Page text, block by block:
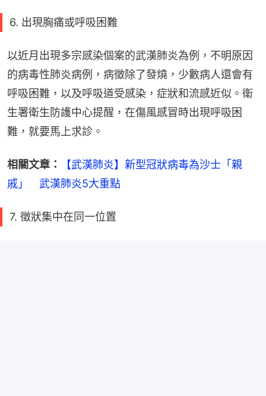
6. 出現胸痛或呼吸困難
以近月出現多宗感染個案的武漢肺炎為例，不明原因
的病毒性肺炎病例，病徵除了發燒，少數病人還會有
呼吸困難，以及呼吸道受感染，症狀和流感近似。衛
生署衛生防護中心提醒，在傷風感冒時出現呼吸困
難，就要馬上求診。
相關文章：
【武漢肺炎】新型冠狀病毒為沙士「親
戚」　武漢肺炎5大重點
7. 徵狀集中在同一位置